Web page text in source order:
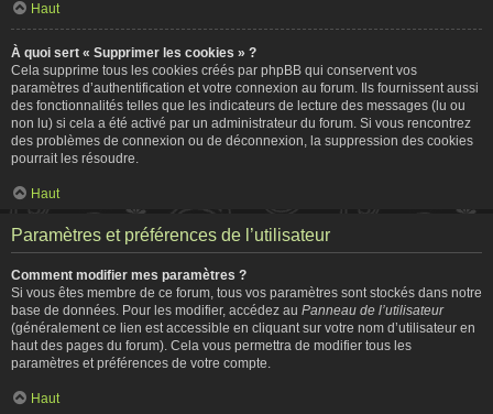
Haut
À quoi sert « Supprimer les cookies » ?
Cela supprime tous les cookies créés par phpBB qui conservent vos
paramètres d’authentification et votre connexion au forum. Ils fournissent aussi
des fonctionnalités telles que les indicateurs de lecture des messages (lu ou
non lu) si cela a été activé par un administrateur du forum. Si vous rencontrez
des problèmes de connexion ou de déconnexion, la suppression des cookies
pourrait les résoudre.
Haut
Paramètres et préférences de l’utilisateur
Comment modifier mes paramètres ?
Si vous êtes membre de ce forum, tous vos paramètres sont stockés dans notre
base de données. Pour les modifier, accédez au Panneau de l’utilisateur
(généralement ce lien est accessible en cliquant sur votre nom d’utilisateur en
haut des pages du forum). Cela vous permettra de modifier tous les
paramètres et préférences de votre compte.
Haut